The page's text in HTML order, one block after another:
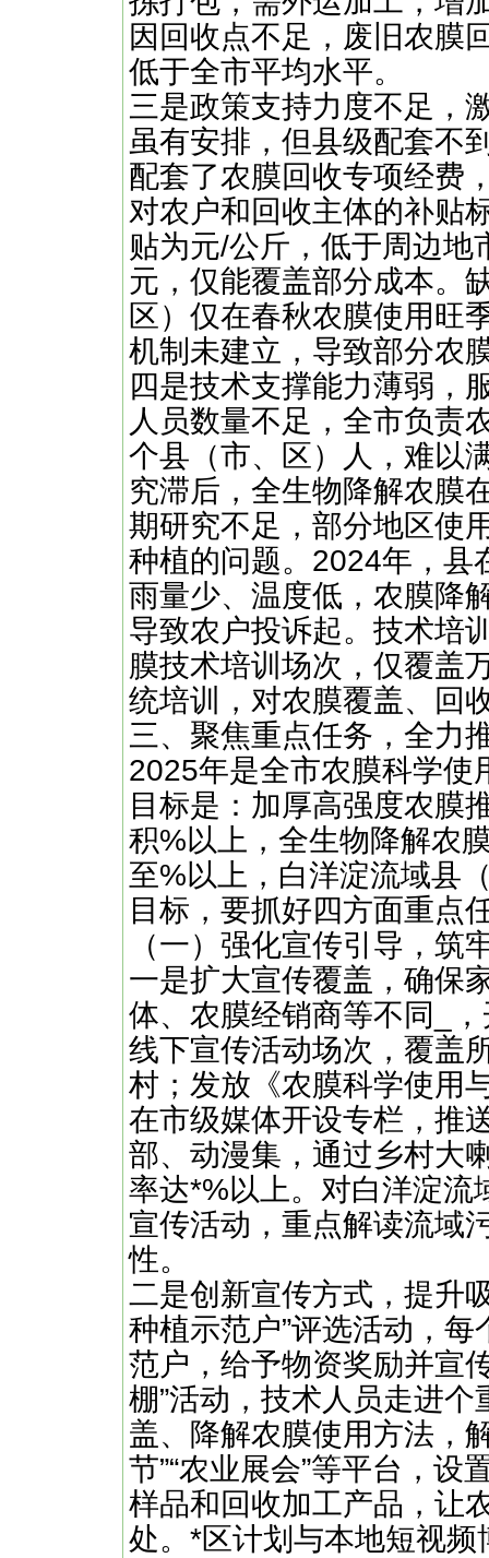
因回收点不足，废旧农膜
低于全市平均水平。
三是政策支持力度不足，
虽有安排，但县级配套不
配套了农膜回收专项经费
对农户和回收主体的补贴
贴为元/公斤，低于周边
元，仅能覆盖部分成本。
区）仅在春秋农膜使用旺
机制未建立，导致部分农
四是技术支撑能力薄弱，
人员数量不足，全市负责
个县（市、区）人，难以
究滞后，全生物降解农膜
期研究不足，部分地区使
种植的问题。2024年，县
雨量少、温度低，农膜降
导致农户投诉起。技术培
膜技术培训场次，仅覆盖
统培训，对农膜覆盖、回
三、聚焦重点任务，全力
2025年是全市农膜科学使
目标是：加厚高强度农膜
积%以上，全生物降解农
至%以上，白洋淀流域县
目标，要抓好四方面重点
（一）强化宣传引导，筑
一是扩大宣传覆盖，确保
体、农膜经销商等不同_
线下宣传活动场次，覆盖
村；发放《农膜科学使用
在市级媒体开设专栏，推
部、动漫集，通过乡村大
率达*%以上。对白洋淀流
宣传活动，重点解读流域
性。
二是创新宣传方式，提升
种植示范户”评选活动，
范户，给予物资奖励并宣
棚”活动，技术人员走进
盖、降解农膜使用方法，
节”“农业展会”等平台，
样品和回收加工产品，让
处。*区计划与本地短视频